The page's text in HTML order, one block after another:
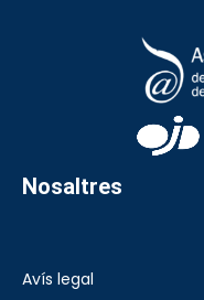
Nosaltres
Avís legal